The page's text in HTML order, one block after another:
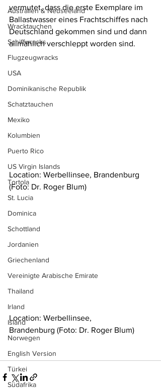
Australien & Neuseeland
Wracktauchen
Schiffwracks
Flugzeugwracks
USA
Dominikanische Republik
Schatztauchen
Mexiko
Kolumbien
Puerto Rico
US Virgin Islands
Tortola
St. Lucia
Dominica
Schottland
Jordanien
Griechenland
Vereinigte Arabische Emirate
Thailand
Irland
Island
Norwegen
English Version
Türkei
Südafrika
vermutet, dass die erste Exemplare im
Ballastwasser eines Frachtschiffes nach
Deutschland gekommen sind und dann
allmählich verschleppt worden sind.
Location: Werbellinsee, Brandenburg
(Foto: Dr. Roger Blum)
Location: Werbellinsee,
Brandenburg (Foto: Dr. Roger Blum)